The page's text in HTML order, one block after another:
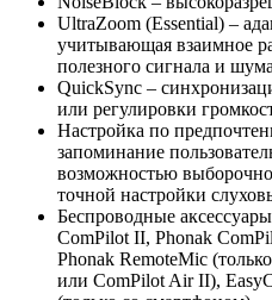
UltraZoom (Essential) –
учитывающая взаимное
полезного сигнала и
QuickSync –
или регулировки
Настройка по
запоминание
возможностью
точной настройки
Беспроводные
ComPilot II, Phonak
Phonak RemoteMic
или ComPilot Air II),